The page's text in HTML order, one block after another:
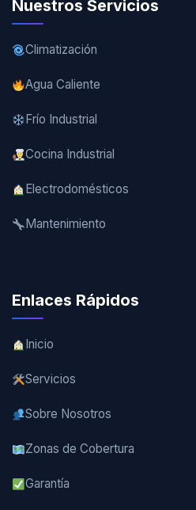
Nuestros Servicios
Climatización
Agua Caliente
Frío Industrial
Cocina Industrial
Electrodomésticos
Mantenimiento
Enlaces Rápidos
Inicio
Servicios
Sobre Nosotros
Zonas de Cobertura
Garantía